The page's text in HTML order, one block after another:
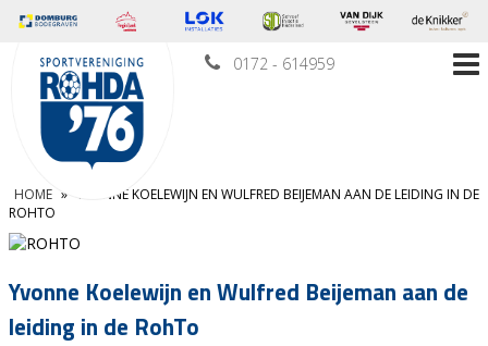
0172 - 614959
HOME »
YVONNE KOELEWIJN EN WULFRED BEIJEMAN AAN DE LEIDING IN DE
ROHTO
Yvonne Koelewijn en Wulfred Beijeman aan de
leiding in de RohTo